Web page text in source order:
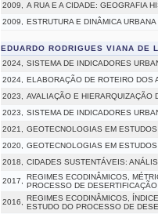
2009,
A RUA E A CIDADE: GEOGRAFIA
2009,
ESTRUTURA E DINÂMICA
EDUARDO RODRIGUES VIANA DE
2024,
SISTEMA DE INDICADORES
2024,
ELABORAÇÃO DE ROTEIRO DOS
2023,
AVALIAÇÃO E HIERARQUIZAÇÃO
2023,
SISTEMA DE INDICADORES
2021,
GEOTECNOLOGIAS EM
2020,
GEOTECNOLOGIAS EM
2018,
CIDADES SUSTENTÁVEIS:
2017,
REGIMES ECODINÂMICOS,
PROCESSO DE
2016,
REGIMES ECODINÂMICOS,
ESTUDO DO PROCESSO DE